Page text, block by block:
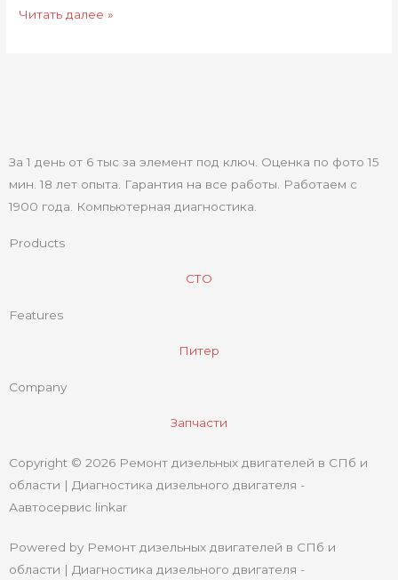
Читать далее »
За 1 день от 6 тыс за элемент под ключ. Оценка по фото 15
мин. 18 лет опыта. Гарантия на все работы. Работаем с
1900 года. Компьютерная диагностика.
Products
СТО
Features
Питер
Company
Запчасти
Copyright © 2026 Ремонт дизельных двигателей в СПб и
области | Диагностика дизельного двигателя -
Аавтосервис linkar
Powered by Ремонт дизельных двигателей в СПб и
области | Диагностика дизельного двигателя -